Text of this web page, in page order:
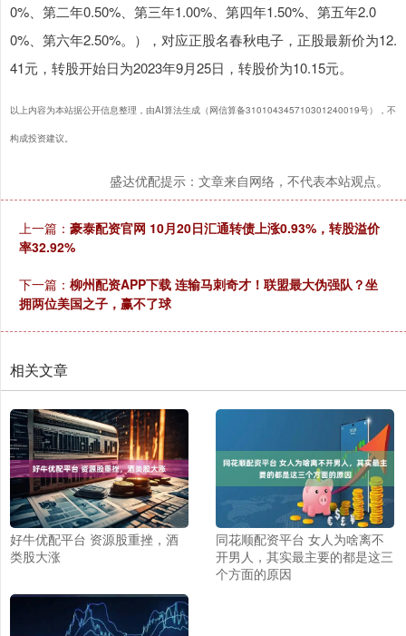
0%、第二年0.50%、第三年1.00%、第四年1.50%、第五年2.0
0%、第六年2.50%。），对应正股名春秋电子，正股最新价为12.
41元，转股开始日为2023年9月25日，转股价为10.15元。
以上内容为本站据公开信息整理，由AI算法生成（网信算备310104345710301240019号），不
构成投资建议。
盛达优配提示：文章来自网络，不代表本站观点。
上一篇： 豪泰配资官网 10月20日汇通转债上涨0.93%，转股溢价
率32.92%
下一篇： 柳州配资APP下载 连输马刺奇才！联盟最大伪强队？坐
拥两位美国之子，赢不了球
相关文章
好牛优配平台 资源股重挫，酒
类股大涨
同花顺配资平台 女人为啥离不
开男人，其实最主要的都是这三
个方面的原因